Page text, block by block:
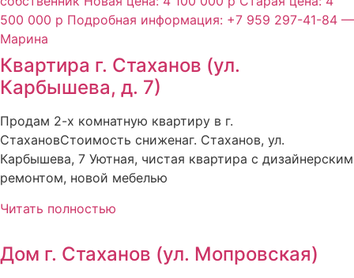
Квартира г. Стаханов (ул.
Карбышева, д. 7)
Продам 2-х комнатную квартиру в г.
СтахановСтоимость сниженаг. Стаханов, ул.
Карбышева, 7 Уютная, чистая квартира с дизайнерским
ремонтом, новой мебелью
Читать полностью
Дом г. Стаханов (ул. Мопровская)